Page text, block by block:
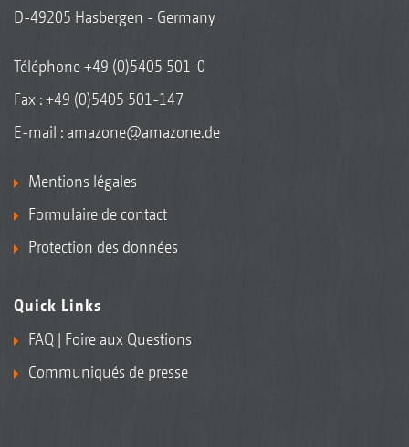
D-49205 Hasbergen - Germany
Téléphone+49 (0)5405 501-0
Fax : +49 (0)5405 501-147
E-mail : amazone@amazone.de
Mentions légales
Formulaire de contact
Protection des données
Quick Links
FAQ | Foire aux Questions
Communiqués de presse